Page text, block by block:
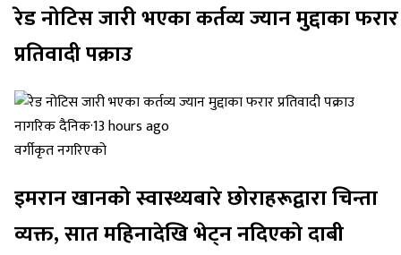
रेड नोटिस जारी भएका कर्तव्य ज्यान मुद्दाका फरार
प्रतिवादी पक्राउ
नागरिक दैनिक·13 hours ago
वर्गीकृत नगरिएको
इमरान खानको स्वास्थ्यबारे छोराहरूद्वारा चिन्ता
व्यक्त, सात महिनादेखि भेट्न नदिएको दाबी